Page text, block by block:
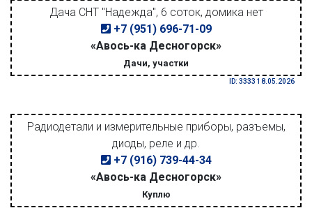
Дача СНТ "Надежда", 6 соток, домика нет
+7 (951) 696-71-09
«Авось-ка Десногорск»
Дачи, участки
ID: 3333 18.05.2026
Радиодетали и измерительные приборы, разъемы,
диоды, реле и др.
+7 (916) 739-44-34
«Авось-ка Десногорск»
Куплю